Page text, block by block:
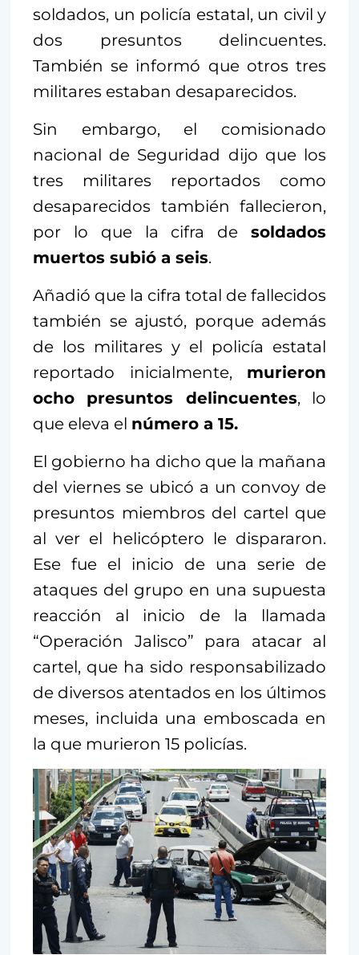
soldados, un policía estatal, un civil y
dos presuntos delincuentes.
También se informó que otros tres
militares estaban desaparecidos.
Sin embargo, el comisionado
nacional de Seguridad dijo que los
tres militares reportados como
desaparecidos también fallecieron,
por lo que la cifra de soldados
muertos subió a seis.
Añadió que la cifra total de fallecidos
también se ajustó, porque además
de los militares y el policía estatal
reportado inicialmente, murieron
ocho presuntos delincuentes, lo
que eleva el número a 15.
El gobierno ha dicho que la mañana
del viernes se ubicó a un convoy de
presuntos miembros del cartel que
al ver el helicóptero le dispararon.
Ese fue el inicio de una serie de
ataques del grupo en una supuesta
reacción al inicio de la llamada
“Operación Jalisco” para atacar al
cartel, que ha sido responsabilizado
de diversos atentados en los últimos
meses, incluida una emboscada en
la que murieron 15 policías.